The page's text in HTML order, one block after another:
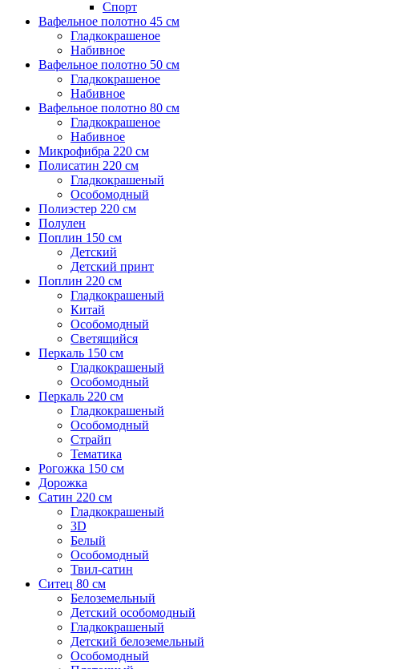
Спорт
Вафельное полотно 45 см
Гладкокрашеное
Набивное
Вафельное полотно 50 см
Гладкокрашеное
Набивное
Вафельное полотно 80 см
Гладкокрашеное
Набивное
Микрофибра 220 см
Полисатин 220 см
Гладкокрашеный
Особомодный
Полиэстер 220 см
Полулен
Поплин 150 см
Детский
Детский принт
Поплин 220 см
Гладкокрашеный
Китай
Особомодный
Светящийся
Перкаль 150 см
Гладкокрашеный
Особомодный
Перкаль 220 см
Гладкокрашеный
Особомодный
Страйп
Тематика
Рогожка 150 см
Дорожка
Сатин 220 см
Гладкокрашеный
3D
Белый
Особомодный
Твил-сатин
Ситец 80 см
Белоземельный
Детский особомодный
Гладкокрашеный
Детский белоземельный
Особомодный